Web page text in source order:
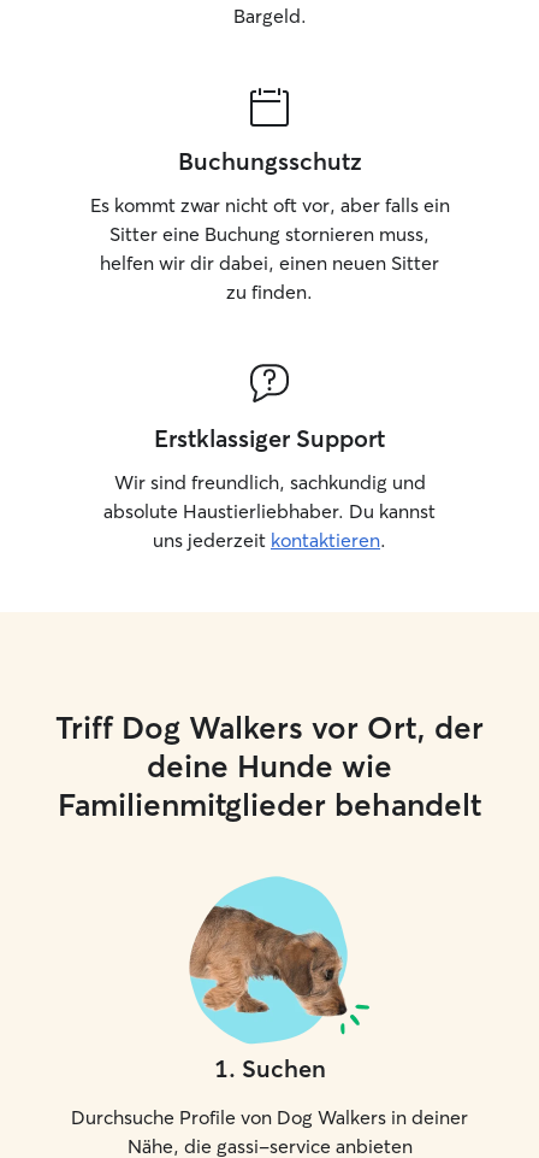
Bargeld.
Buchungsschutz
Es kommt zwar nicht oft vor, aber falls ein
Sitter eine Buchung stornieren muss,
helfen wir dir dabei, einen neuen Sitter
zu finden.
Erstklassiger Support
Wir sind freundlich, sachkundig und
absolute Haustierliebhaber. Du kannst
uns jederzeit kontaktieren.
Triff Dog Walkers vor Ort, der
deine Hunde wie
Familienmitglieder behandelt
1. Suchen
Durchsuche Profile von Dog Walkers in deiner
Nähe, die gassi-service anbieten